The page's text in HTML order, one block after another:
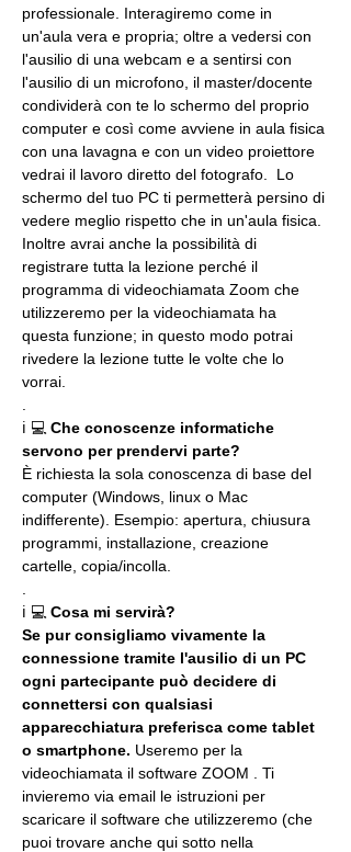
professionale. Interagiremo come in
un'aula vera e propria; oltre a vedersi con
l'ausilio di una webcam e a sentirsi con
l'ausilio di un microfono, il master/docente
condividerà con te lo schermo del proprio
computer e così come avviene in aula fisica
con una lavagna e con un video proiettore
vedrai il lavoro diretto del fotografo.  Lo
schermo del tuo PC ti permetterà persino di
vedere meglio rispetto che in un'aula fisica.
Inoltre avrai anche la possibilità di
registrare tutta la lezione perché il
programma di videochiamata Zoom che
utilizzeremo per la videochiamata ha
questa funzione; in questo modo potrai
rivedere la lezione tutte le volte che lo
vorrai.
ℹ 💻 Che conoscenze informatiche
servono per prendervi parte?
È richiesta la sola conoscenza di base del
computer (Windows, linux o Mac
indifferente). Esempio: apertura, chiusura
programmi, installazione, creazione
cartelle, copia/incolla.
ℹ 💻 Cosa mi servirà?
Se pur consigliamo vivamente la
connessione tramite l'ausilio di un PC
ogni partecipante può decidere di
connettersi con qualsiasi
apparecchiatura preferisca come tablet
o smartphone. Useremo per la
videochiamata il software ZOOM . Ti
invieremo via email le istruzioni per
scaricare il software che utilizzeremo (che
puoi trovare anche qui sotto nella